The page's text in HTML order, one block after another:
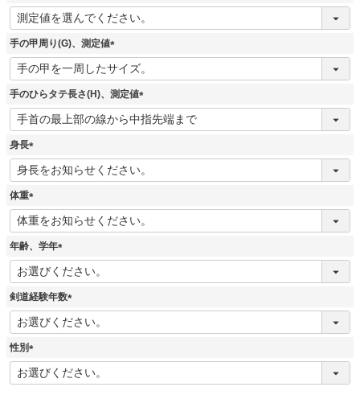
(
必
須
手の甲周り(G)、測定値
(
必
須
手のひらタテ長さ(H)、測定値
(
必
身長
(
必
須
体重
(
必
年齢、学年
(
必
須
剣道経験年数
(
必
性別
(
必